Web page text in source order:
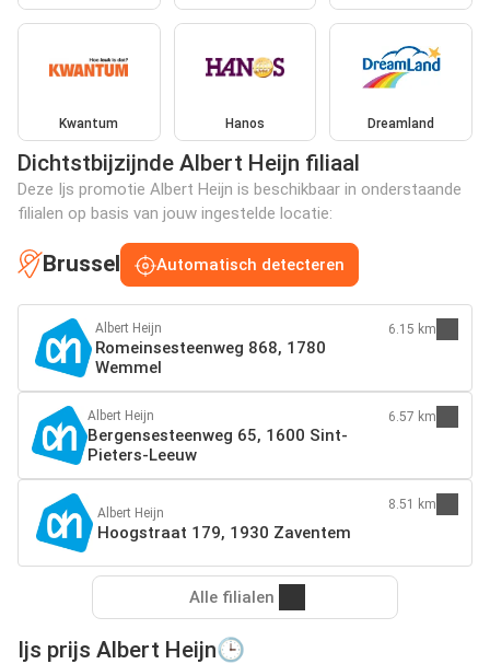
Kwantum Hanos Dreamland
Dichtstbijzijnde Albert Heijn filiaal
Deze Ijs promotie Albert Heijn is beschikbaar in onderstaande
filialen op basis van jouw ingestelde locatie:
Brussel Automatisch detecteren
Albert Heijn
Romeinsesteenweg 868, 1780
Wemmel
6.15 km
Albert Heijn
Bergensesteenweg 65, 1600 Sint-
Pieters-Leeuw
6.57 km
Albert Heijn
Hoogstraat 179, 1930 Zaventem
8.51 km
Alle filialen
Ijs prijs Albert Heijn🕒